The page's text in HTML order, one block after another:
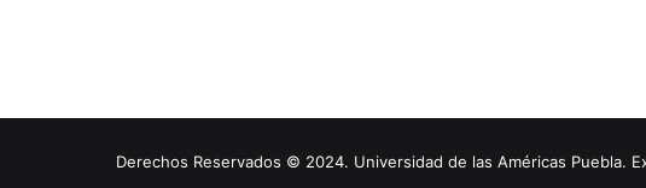
Derechos Reservados © 2024. Universidad de las Américas Puebla.